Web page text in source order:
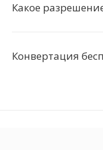
Какое
Конвертация